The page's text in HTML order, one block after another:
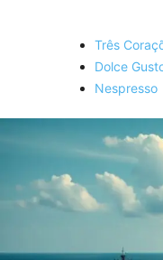
Três
Dolce
Nespresso